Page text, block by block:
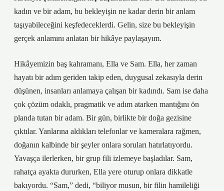
kadın ve bir adam, bu bekleyişin ne kadar derin bir anlam
taşıyabileceğini keşfedeceklerdi. Gelin, size bu bekleyişin
gerçek anlamını anlatan bir hikâye paylaşayım.
Hikâyemizin baş kahramanı, Ella ve Sam. Ella, her zaman
hayatı bir adım geriden takip eden, duygusal zekasıyla derin
düşünen, insanları anlamaya çalışan bir kadındı. Sam ise daha
çok çözüm odaklı, pragmatik ve adım atarken mantığını ön
planda tutan bir adam. Bir gün, birlikte bir doğa gezisine
çıktılar. Yanlarına aldıkları telefonlar ve kameralara rağmen,
doğanın kalbinde bir şeyler onlara soruları hatırlatıyordu.
Yavaşça ilerlerken, bir grup fili izlemeye başladılar. Sam,
rahatça ayakta dururken, Ella yere oturup onlara dikkatle
bakıyordu. “Sam,” dedi, “biliyor musun, bir filin hamileliği